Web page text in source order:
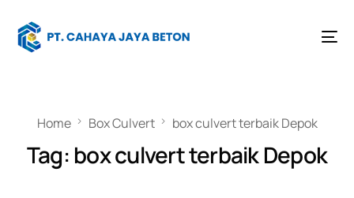
Home Box Culvert box culvert terbaik Depok
Tag: box culvert terbaik Depok